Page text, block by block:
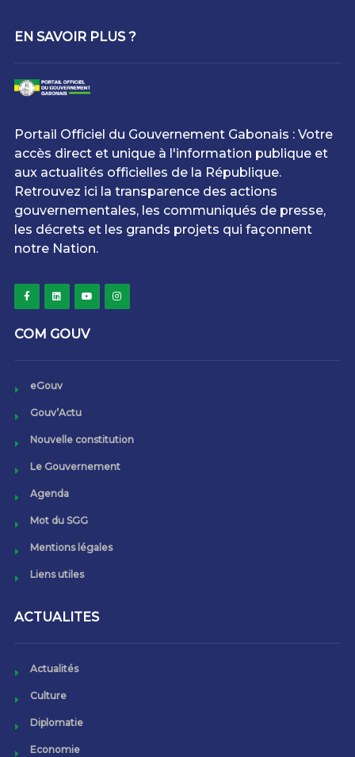
EN SAVOIR PLUS ?
Portail Officiel du Gouvernement Gabonais : Votre
accès direct et unique à l'information publique et
aux actualités officielles de la République.
Retrouvez ici la transparence des actions
gouvernementales, les communiqués de presse,
les décrets et les grands projets qui façonnent
notre Nation.
COM GOUV
eGouv
Gouv’Actu
Nouvelle constitution
Le Gouvernement
Agenda
Mot du SGG
Mentions légales
Liens utiles
ACTUALITES
Actualités
Culture
Diplomatie
Economie